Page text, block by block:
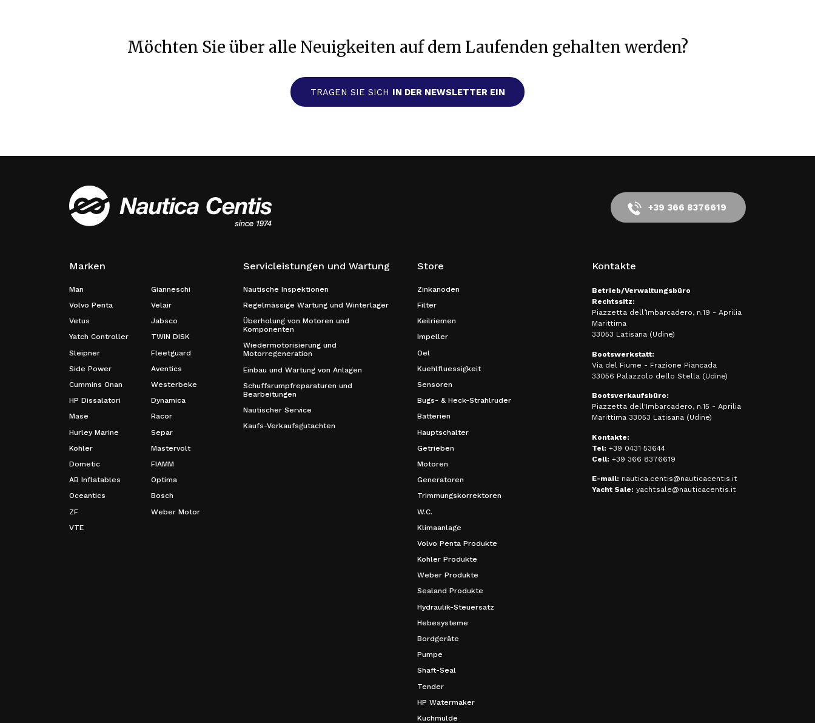
Möchten Sie über alle Neuigkeiten auf dem Laufenden gehalten werden?
TRAGEN SIE SICH IN DER NEWSLETTER EIN
+39 366 8376619
Marken
Man
Volvo Penta
Vetus
Yatch Controller
Sleipner
Side Power
Cummins Onan
HP Dissalatori
Mase
Hurley Marine
Kohler
Dometic
AB Inflatables
Oceantics
ZF
VTE
Gianneschi
Velair
Jabsco
TWIN DISK
Fleetguard
Aventics
Westerbeke
Dynamica
Racor
Separ
Mastervolt
FIAMM
Optima
Bosch
Weber Motor
Servicleistungen und Wartung
Nautische Inspektionen
Regelmässige Wartung und Winterlager
Überholung von Motoren und
Komponenten
Wiedermotorisierung und
Motorregeneration
Einbau und Wartung von Anlagen
Schuffsrumpfreparaturen und
Bearbeitungen
Nautischer Service
Kaufs-Verkaufsgutachten
Store
Zinkanoden
Filter
Keilriemen
Impeller
Oel
Kuehlfluessigkeit
Sensoren
Bugs- & Heck-Strahlruder
Batterien
Hauptschalter
Getrieben
Motoren
Generatoren
Trimmungskorrektoren
W.C.
Klimaanlage
Volvo Penta Produkte
Kohler Produkte
Weber Produkte
Sealand Produkte
Hydraulik-Steuersatz
Hebesysteme
Bordgeräte
Pumpe
Shaft-Seal
Tender
HP Watermaker
Kuchmulde
Kontakte
Betrieb/Verwaltungsbüro
Rechtssitz:
Piazzetta dell’Imbarcadero, n.19 - Aprilia
Marittima
33053 Latisana (Udine)
Bootswerkstatt:
Via del Fiume - Frazione Piancada
33056 Palazzolo dello Stella (Udine)
Bootsverkaufsbüro:
Piazzetta dell'Imbarcadero, n.15 - Aprilia
Marittima 33053 Latisana (Udine)
Kontakte:
Tel: +39 0431 53644
Cell: +39 366 8376619
E-mail: nautica.centis@nauticacentis.it
Yacht Sale: yachtsale@nauticacentis.it